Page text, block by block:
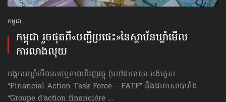
កម្ពុជា
កម្ពុជា រួចផុតពី«បញ្ជីប្រផេះ»​នៃស្ថាប័ន​ឃ្លាំមើល​
ការលាងលុយ
អង្គការឃ្លាំមើលសកម្មភាពហិរញ្ញវត្ថុ (ហៅ​ជា​ភាសា អង់គ្លេស
“Financial Action Task Force – FATF” និងជាភាសាបារាំង
“Groupe d’action financière ...